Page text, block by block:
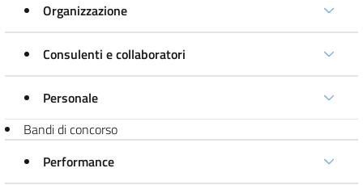
Organizzazione
Consulenti e collaboratori
Personale
Bandi di concorso
Performance